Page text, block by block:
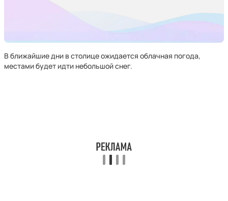
В ближайшие дни в столице ожидается облачная погода,
местами будет идти небольшой снег.